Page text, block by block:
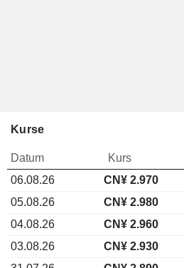
Kurse
Datum Kurs
06.08.26
CN¥ 2.970
05.08.26
CN¥ 2.980
04.08.26
CN¥ 2.960
03.08.26
CN¥ 2.930